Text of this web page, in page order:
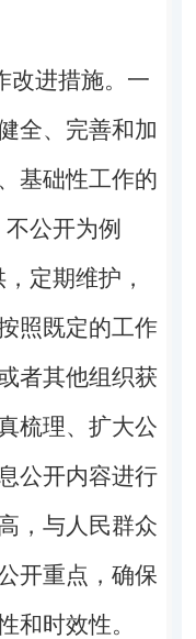
进措施。 一
全、完善和加
基础性工作的
公开为例
定期维护，
照既定的工作
者其他组织获
梳理、扩大公
公开内容进行
，与人民群众
开重点，确保
和时效性。